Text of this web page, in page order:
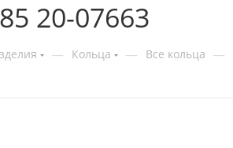
20-07663
— Кольца — Все кольца —